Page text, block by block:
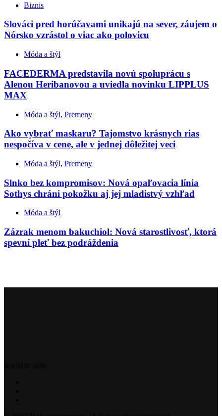
Biznis
Slováci pred horúčavami unikajú na sever, záujem o
Nórsko vzrástol o viac ako polovicu
Móda a štýl
FACEDERMA predstavila novú spoluprácu s
Alenou Heribanovou a uviedla novinku LIPPLUS
MAX
Móda a štýl, Premeny
Ako vybrať maskaru? Tajomstvo krásnych rias
nespočíva v cene, ale v jednej dôležitej veci
Móda a štýl, Premeny
Slnko bez kompromisov: Nová opaľovacia línia
Sothys chráni pokožku aj jej mladistvý vzhľad
Móda a štýl
Zázrak menom bakuchiol: Nová starostlivosť, ktorá
spevní pleť bez podráždenia